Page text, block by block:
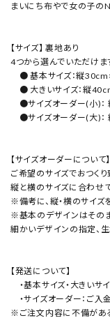
まいにち布やで女の子の
【サイズ】 裏地あり
4つから選んでいただけま
● 基本サイズ：縦
● 大きいサイズ：縦
●サイズオーダー(小)
●サイズオーダー(大)
【サイズオーダーについて】
ご希望のサイズでおつくり
縦と横のサイズに合わせて
※備考に、縦・横のサイズ
※基本のデザインはそのま
細かいデザインの指定、
【発送について】
・基本サイズ・大きいサ
・サイズオーダー：ご入
※ご注文内容に不備があ